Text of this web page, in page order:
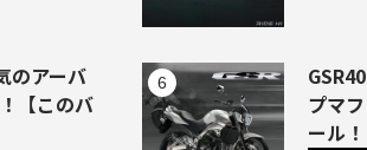
のアーバ
【このバ
プマ
ール